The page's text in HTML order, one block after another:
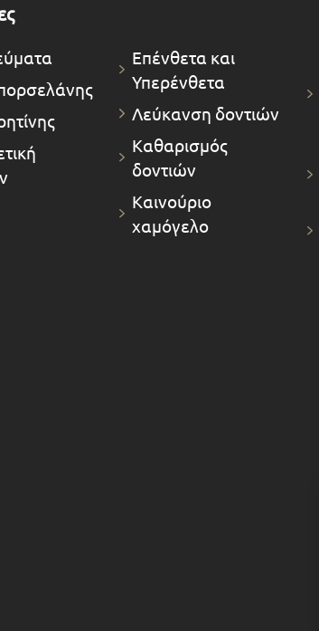
Επένθετα και
Υπερένθετα
Λεύκανση δοντιών
Καθαρισμός
δοντιών
Καινούριο
χαμόγελο